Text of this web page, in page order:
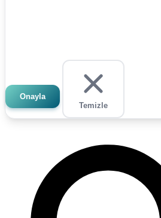
Onayla
Temizle